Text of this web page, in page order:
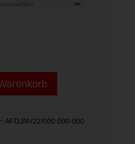
AFDJNV22/000 000-000